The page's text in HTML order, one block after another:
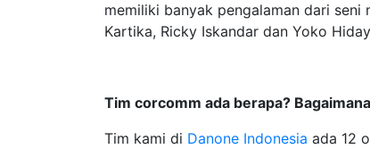
memiliki banyak pengalaman dari seni
Kartika, Ricky Iskandar dan Yoko
Tim corcomm ada berapa?
Tim kami di Danone Indonesia ada 12